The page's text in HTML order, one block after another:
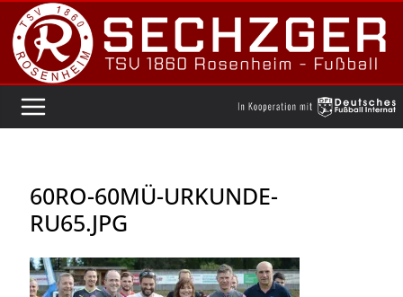
Zum
Inhalt
springen
60RO-60MÜ-URKUNDE-
RU65.JPG